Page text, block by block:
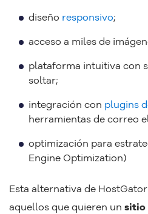
diseño responsivo;
acceso a miles de
plataforma intuitiva con
soltar;
integración con plugins
herramientas de correo
optimización para
Engine Optimization)
Esta alternativa de
aquellos que quieren un sitio